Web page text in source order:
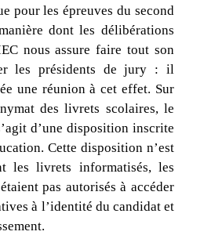
pour les épreuves du second
dont les délibérations
nous assure faire tout son
les présidents de jury : il
une réunion à cet effet. Sur
des livrets scolaires, le
d’une disposition inscrite
Cette disposition n’est
les livrets informatisés, les
pas autorisés à accéder
à l’identité du candidat et